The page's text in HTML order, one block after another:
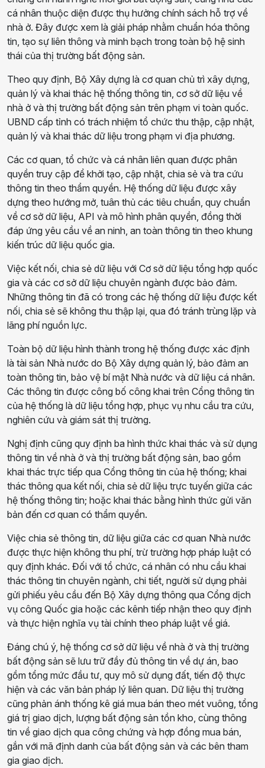
cá nhân thuộc diện được thụ hưởng chính sách hỗ trợ về
nhà ở. Đây được xem là giải pháp nhằm chuẩn hóa thông
tin, tạo sự liên thông và minh bạch trong toàn bộ hệ sinh
thái của thị trường bất động sản.
Theo quy định, Bộ Xây dựng là cơ quan chủ trì xây dựng,
quản lý và khai thác hệ thống thông tin, cơ sở dữ liệu về
nhà ở và thị trường bất động sản trên phạm vi toàn quốc.
UBND cấp tỉnh có trách nhiệm tổ chức thu thập, cập nhật,
quản lý và khai thác dữ liệu trong phạm vi địa phương.
Các cơ quan, tổ chức và cá nhân liên quan được phân
quyền truy cập để khởi tạo, cập nhật, chia sẻ và tra cứu
thông tin theo thẩm quyền. Hệ thống dữ liệu được xây
dựng theo hướng mở, tuân thủ các tiêu chuẩn, quy chuẩn
về cơ sở dữ liệu, API và mô hình phân quyền, đồng thời
đáp ứng yêu cầu về an ninh, an toàn thông tin theo khung
kiến trúc dữ liệu quốc gia.
Việc kết nối, chia sẻ dữ liệu với Cơ sở dữ liệu tổng hợp quốc
gia và các cơ sở dữ liệu chuyên ngành được bảo đảm.
Những thông tin đã có trong các hệ thống dữ liệu được kết
nối, chia sẻ sẽ không thu thập lại, qua đó tránh trùng lặp và
lãng phí nguồn lực.
Toàn bộ dữ liệu hình thành trong hệ thống được xác định
là tài sản Nhà nước do Bộ Xây dựng quản lý, bảo đảm an
toàn thông tin, bảo vệ bí mật Nhà nước và dữ liệu cá nhân.
Các thông tin được công bố công khai trên Cổng thông tin
của hệ thống là dữ liệu tổng hợp, phục vụ nhu cầu tra cứu,
nghiên cứu và giám sát thị trường.
Nghị định cũng quy định ba hình thức khai thác và sử dụng
thông tin về nhà ở và thị trường bất động sản, bao gồm
khai thác trực tiếp qua Cổng thông tin của hệ thống; khai
thác thông qua kết nối, chia sẻ dữ liệu trực tuyến giữa các
hệ thống thông tin; hoặc khai thác bằng hình thức gửi văn
bản đến cơ quan có thẩm quyền.
Việc chia sẻ thông tin, dữ liệu giữa các cơ quan Nhà nước
được thực hiện không thu phí, trừ trường hợp pháp luật có
quy định khác. Đối với tổ chức, cá nhân có nhu cầu khai
thác thông tin chuyên ngành, chi tiết, người sử dụng phải
gửi phiếu yêu cầu đến Bộ Xây dựng thông qua Cổng dịch
vụ công Quốc gia hoặc các kênh tiếp nhận theo quy định
và thực hiện nghĩa vụ tài chính theo pháp luật về giá.
Đáng chú ý, hệ thống cơ sở dữ liệu về nhà ở và thị trường
bất động sản sẽ lưu trữ đầy đủ thông tin về dự án, bao
gồm tổng mức đầu tư, quy mô sử dụng đất, tiến độ thực
hiện và các văn bản pháp lý liên quan. Dữ liệu thị trường
cũng phản ánh thống kê giá mua bán theo mét vuông, tổng
giá trị giao dịch, lượng bất động sản tồn kho, cùng thông
tin về giao dịch qua công chứng và hợp đồng mua bán,
gắn với mã định danh của bất động sản và các bên tham
gia giao dịch.